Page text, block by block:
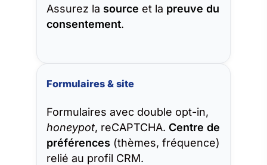
Assurez la source et la preuve du
consentement.
Formulaires & site
Formulaires avec double opt-in,
honeypot, reCAPTCHA. Centre de
préférences (thèmes, fréquence)
relié au profil CRM.